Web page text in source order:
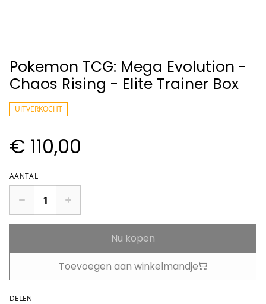
Pokemon TCG: Mega Evolution -
Chaos Rising - Elite Trainer Box
UITVERKOCHT
€ 110,00
AANTAL
Nu kopen
Toevoegen aan winkelmandje
DELEN